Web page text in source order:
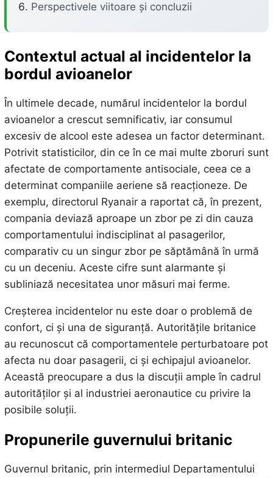
Perspectivele viitoare și concluzii
Contextul actual al incidentelor la
bordul avioanelor
În ultimele decade, numărul incidentelor la bordul
avioanelor a crescut semnificativ, iar consumul
excesiv de alcool este adesea un factor determinant.
Potrivit statisticilor, din ce în ce mai multe zboruri sunt
afectate de comportamente antisociale, ceea ce a
determinat companiile aeriene să reacționeze. De
exemplu, directorul Ryanair a raportat că, în prezent,
compania deviază aproape un zbor pe zi din cauza
comportamentului indisciplinat al pasagerilor,
comparativ cu un singur zbor pe săptămână în urmă
cu un deceniu. Aceste cifre sunt alarmante și
subliniază necesitatea unor măsuri mai ferme.
Creșterea incidentelor nu este doar o problemă de
confort, ci și una de siguranță. Autoritățile britanice
au recunoscut că comportamentele perturbatoare pot
afecta nu doar pasagerii, ci și echipajul avioanelor.
Această preocupare a dus la discuții ample în cadrul
autorităților și al industriei aeronautice cu privire la
posibile soluții.
Propunerile guvernului britanic
Guvernul britanic, prin intermediul Departamentului